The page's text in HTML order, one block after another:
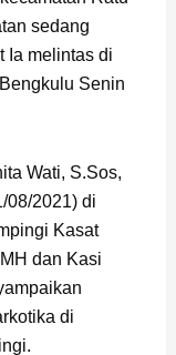
sedang
Ia melintas di
Senin
Wati, S.Sos,
08/2021) di
Kasat
dan Kasi
di